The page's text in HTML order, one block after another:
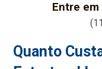
Entre
Quanto